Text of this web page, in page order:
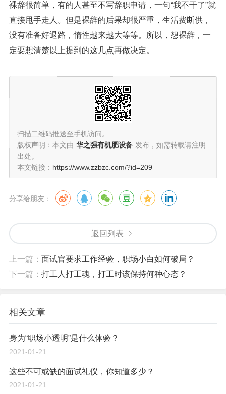
裸辞很简单，有的人甚至不写辞职申请，一句“我不干了”就
直接甩手走人。但是裸辞的后果却很严重，生活费断供，
没有准备好退路，惰性越来越大等等。所以，想裸辞，一
定要想清楚以上提到的这几点再做决定。
扫描二维码推送至手机访问。
版权声明：本文由 华之强有机肥设备 发布，如需转载请注明
出处。
本文链接： https://www.zzbzc.com/?id=209
分享给朋友：
返回列表
上一篇： 面试官要求工作经验，职场小白如何破局？
下一篇： 打工人打工魂，打工时该保持何种心态？
相关文章
身为“职场小透明”是什么体验？
2021-01-21
这些不可或缺的面试礼仪，你知道多少？
2021-01-21